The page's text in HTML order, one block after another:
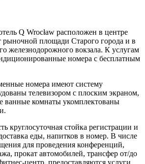
Q Wrocław расположен в центре
рыночной площади Старого города и в
железнодорожного вокзала. К услугам
номера с бесплатным
номера имеют систему
телевизором с плоским экраном,
ванные комнаты укомплектованы
круглосуточная стойка регистрации и
еды, напитков в номер. В числе
для проведения конференций,
прокат автомобилей, трансфер от/до
центр, предоставляются услуги